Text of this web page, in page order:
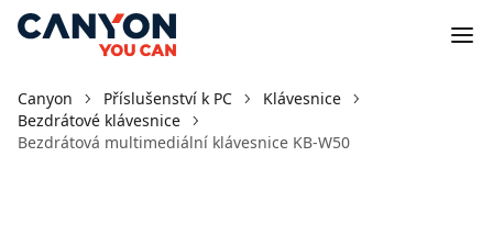
Canyon Příslušenství k PC
Klávesnice
Bezdrátové klávesnice
Bezdrátová multimediální klávesnice KB-W50